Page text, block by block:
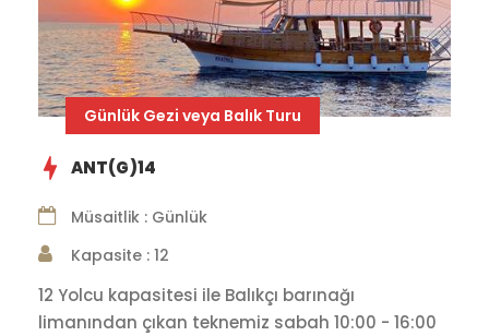
Günlük Gezi veya Balık Turu
ANT(G)14
Müsaitlik : Günlük
Kapasite : 12
12 Yolcu kapasitesi ile Balıkçı barınağı
limanından çıkan teknemiz sabah 10:00 - 16:00